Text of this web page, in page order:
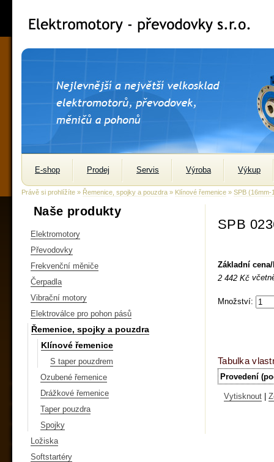
E-shop Prodej Servis Výroba Výkup
Právě si prohlížíte » Řemenice, spojky a pouzdra » Klínové řemenice » SPB (16mm-
Naše produkty
Elektromotory
Převodovky
Frekvenční měniče
Čerpadla
Vibrační motory
Elektroválce pro pohon pásů
Řemenice, spojky a pouzdra
Klínové řemenice
S taper pouzdrem
Ozubené řemenice
Drážkové řemenice
Taper pouzdra
Spojky
Ložiska
Softstartéry
SPB
Základní
2 442 Kč
Množství:
Tabulka
Provedení
Vytisknout